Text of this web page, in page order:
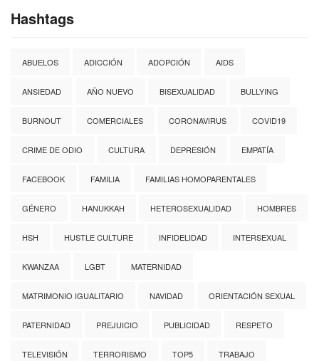
Hashtags
ABUELOS ADICCIÓN ADOPCIÓN AIDS
ANSIEDAD AÑO NUEVO BISEXUALIDAD BULLYING
BURNOUT COMERCIALES CORONAVIRUS COVID19
CRIME DE ODIO CULTURA DEPRESIÓN EMPATÍA
FACEBOOK FAMILIA FAMILIAS HOMOPARENTALES
GÉNERO HANUKKAH HETEROSEXUALIDAD HOMBRES
HSH HUSTLE CULTURE INFIDELIDAD INTERSEXUAL
KWANZAA LGBT MATERNIDAD
MATRIMONIO IGUALITARIO NAVIDAD ORIENTACIÓN SEXUAL
PATERNIDAD PREJUICIO PUBLICIDAD RESPETO
TELEVISIÓN TERRORISMO TOP5 TRABAJO